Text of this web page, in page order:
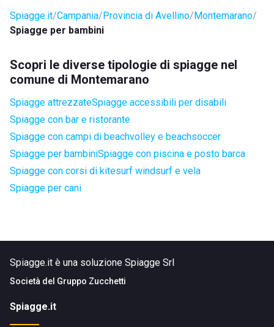
Spiagge.it Campania Provincia di Avellino Montemarano
Spiagge per bambini
Scopri le diverse tipologie di spiagge nel
comune di Montemarano
Spiagge attrezzateSpiagge accessibili per disabili
Spiagge con bar e ristorante
Spiagge con campi di beachvolley e beachsoccer
Spiagge per bambiniSpiagge con piscina e posto barca
Spiagge con corsi di kitesurf windsurf e vela
Spiagge per cani
Spiagge.it è una soluzione Spiagge Srl
Società del Gruppo Zucchetti
Spiagge.it